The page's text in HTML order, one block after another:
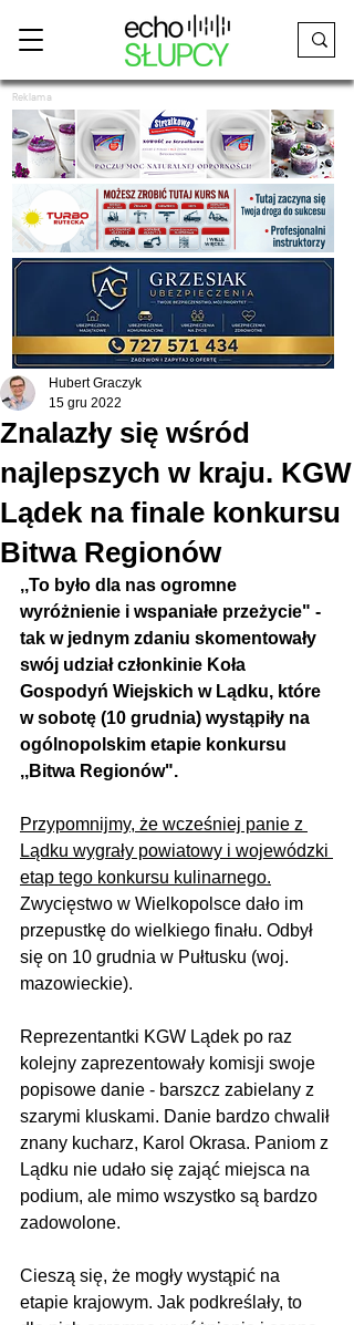
Reklama
Znalazły się wśród
najlepszych w kraju. KGW
Lądek na finale konkursu
Bitwa Regionów
Hubert Graczyk
15 gru 2022
,,To było dla nas ogromne
wyróżnienie i wspaniałe przeżycie" -
tak w jednym zdaniu skomentowały
swój udział członkinie Koła
Gospodyń Wiejskich w Lądku, które
w sobotę (10 grudnia) wystąpiły na
ogólnopolskim etapie konkursu
,,Bitwa Regionów".
Przypomnijmy, że wcześniej panie z
Lądku wygrały powiatowy i wojewódzki
etap tego konkursu kulinarnego.
Zwycięstwo w Wielkopolsce dało im
przepustkę do wielkiego finału. Odbył
się on 10 grudnia w Pułtusku (woj.
mazowieckie).
Reprezentantki KGW Lądek po raz
kolejny zaprezentowały komisji swoje
popisowe danie - barszcz zabielany z
szarymi kluskami. Danie bardzo chwalił
znany kucharz, Karol Okrasa. Paniom z
Lądku nie udało się zająć miejsca na
podium, ale mimo wszystko są bardzo
zadowolone.
Cieszą się, że mogły wystąpić na
etapie krajowym. Jak podkreślały, to